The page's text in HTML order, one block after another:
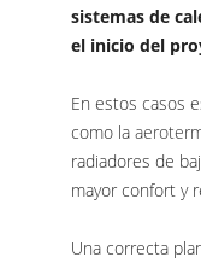
sistemas de
el inicio del
En estos casos
como la
radiadores de
mayor confort y
Una correcta